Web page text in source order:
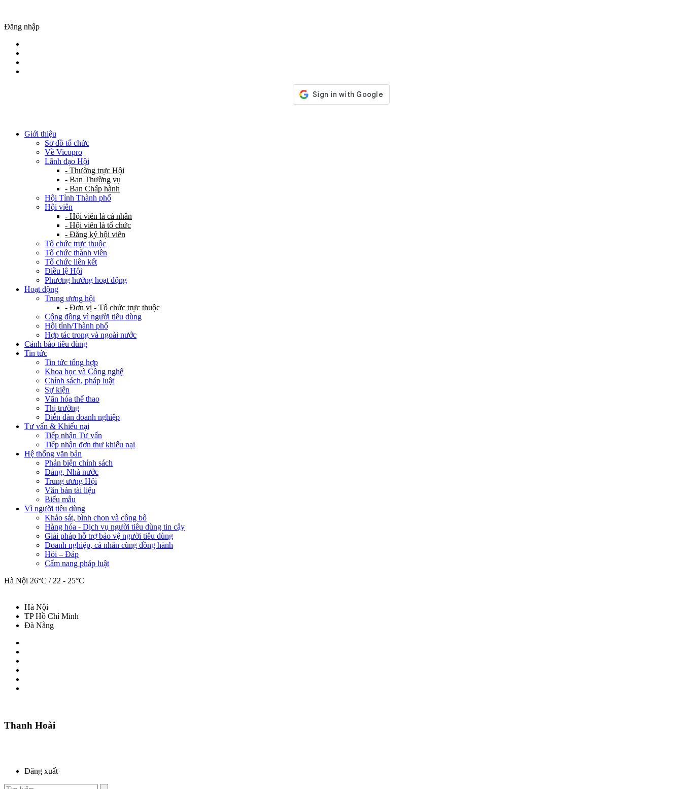
Đăng nhập
Giới thiệu
Sơ đồ tổ chức
Về Vicopro
Lãnh đạo Hội
- Thường trực Hội
- Ban Thường vụ
- Ban Chấp hành
Hội Tỉnh Thành phố
Hội viên
- Hội viên là cá nhân
- Hội viên là tổ chức
- Đăng ký hội viên
Tổ chức trực thuộc
Tổ chức thành viên
Tổ chức liên kết
Điều lệ Hội
Phương hướng hoạt động
Hoạt động
Trung ương hội
- Đơn vị - Tổ chức trực thuộc
Cộng đồng vì người tiêu dùng
Hội tỉnh/Thành phố
Hợp tác trong và ngoài nước
Cảnh báo tiêu dùng
Tin tức
Tin tức tổng hợp
Khoa học và Công nghệ
Chính sách, pháp luật
Sự kiện
Văn hóa thể thao
Thị trường
Diễn đàn doanh nghiệp
Tư vấn & Khiếu nại
Tiếp nhận Tư vấn
Tiếp nhận đơn thư khiếu nại
Hệ thống văn bản
Phản biện chính sách
Đảng, Nhà nước
Trung ương Hội
Văn bản tài liệu
Biểu mẫu
Vì người tiêu dùng
Khảo sát, bình chọn và công bố
Hàng hóa - Dịch vụ người tiêu dùng tin cậy
Giải pháp hỗ trợ bảo vệ người tiêu dùng
Doanh nghiệp, cá nhân cùng đồng hành
Hỏi – Đáp
Cẩm nang pháp luật
Hà Nội 26°C / 22 - 25°C
Hà Nội
TP Hồ Chí Minh
Đà Nẵng
Thanh Hoài
Đăng xuất